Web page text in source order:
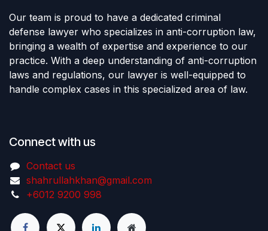
Our team is proud to have a dedicated criminal
defense lawyer who specializes in anti-corruption law,
bringing a wealth of expertise and experience to our
practice. With a deep understanding of anti-corruption
laws and regulations, our lawyer is well-equipped to
handle complex cases in this specialized area of law.
Connect with us
Contact us
shahrullahkhan@gmail.com
+6012 9200 998